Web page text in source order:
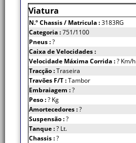
Viatura
N.º Chassis/ Matricula :3183RG
Categoria :751/1100
Pneus :?
Caixa de Velocidades :
Velocidade Máxima Corrida :? Km/h
Tracção :Traseira
Travões F/T :Tambor
Embraiagem :?
Peso :? Kg
Amortecedores :?
Suspensão :?
Tanque :? Lt.
Chassis :?